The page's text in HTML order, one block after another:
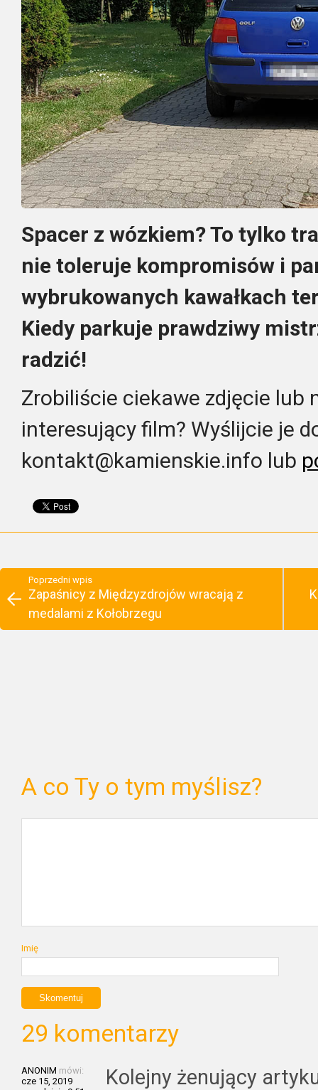
Spacer z wózkiem? To tylko
nie toleruje kompromisów i
wybrukowanych kawałkach
Kiedy parkuje prawdziwy
radzić!
Zrobiliście ciekawe zdjęcie lub
interesujący film? Wyślijcie je
kontakt@kamienskie.info lub
Poprzedni wpis
Zapaśnicy z Międzyzdrojów wracają z
medalami z Kołobrzegu
A co Ty o tym myślisz?
Imię
29 komentarzy
ANONIM mówi:
cze 15, 2019
Kolejny żenujący